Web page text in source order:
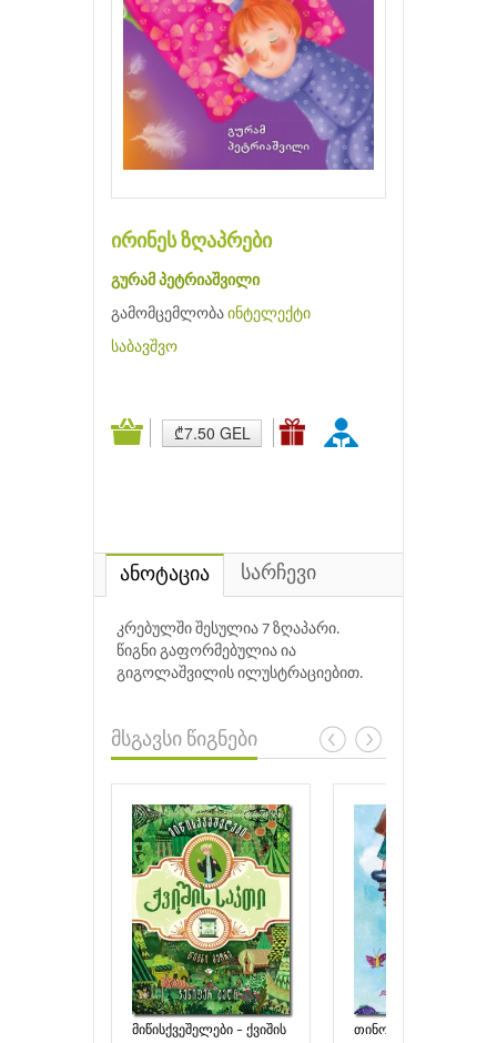
ირინეს ზღაპრები
გურამ პეტრიაშვილი
გამომცემლობა ინტელექტი
საბავშვო
₾7.50 GEL
ანოტაცია სარჩევი
კრებულში შესულია 7 ზღაპარი.
წიგნი გაფორმებულია ია
გიგოლაშვილის ილუსტრაციებით.
მსგავსი წიგნები
მიწისქვეშელები – ქვიშის თინოსი